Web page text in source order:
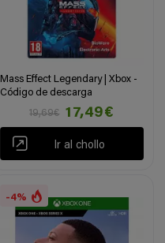
Mass Effect Legendary | Xbox -
Código de descarga
19,69€
17,49€
Ir al chollo
-4%